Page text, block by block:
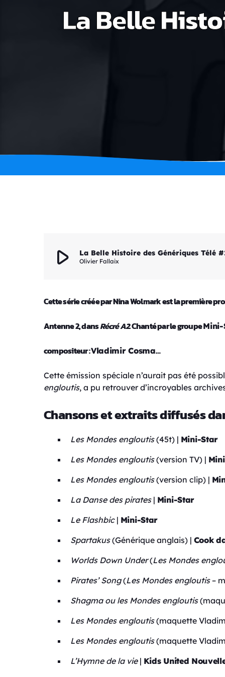
La Belle
play_arrow La Belle Histoire des Génériques Télé
Olivier Fallaix
Cette série créée par Nina Wolmark est la première
Antenne 2, dansRécré A2.Chanté par le groupe
compositeur :Vladimir Cosma…
Cette émission spéciale n’aurait pas été
engloutis, a pu retrouver d’incroyables
Chansons et extraits diffusés
Les Mondes engloutis(45t) | Mini-Star
Les Mondes engloutis(version TV) |
Les Mondes engloutis(version clip) |
La Danse des pirates| Mini-Star
Le Flashbic| Mini-Star
Spartakus(Générique anglais) | Cook
Worlds Down Under(Les Mondes
Pirates’ Song(Les Mondes engloutis–
Shagma ou les Mondes engloutis
Les Mondes engloutis(maquette
Les Mondes engloutis(maquette
L’Hymne de la vie| Kids United